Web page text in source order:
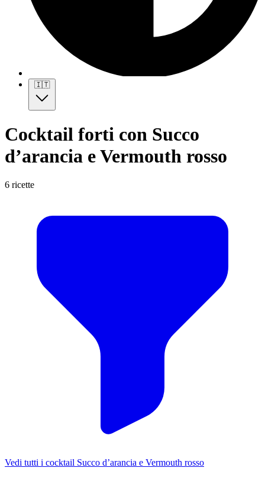
🇮🇹
Cocktail forti con Succo
d’arancia e Vermouth rosso
6 ricette
Vedi tutti i cocktail Succo d’arancia e Vermouth rosso